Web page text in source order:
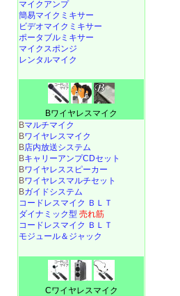
マイクアンプ
簡易マイクミキサー
ビデオマイクミキサー
ポータブルミキサー
マイクスポンジ
レンタルマイク
Bワイヤレスマイク
Bマルチマイク
Bワイヤレスマイク
B店内放送システム
BキャリーアンプCDセット
Bワイヤレススピーカー
Bワイヤレスマルチセット
Bガイドシステム
コードレスマイク ＢＬＴ
ダイナミック型 売れ筋
コードレスマイク ＢＬＴ
モジュール＆ジャック
Cワイヤレスマイク